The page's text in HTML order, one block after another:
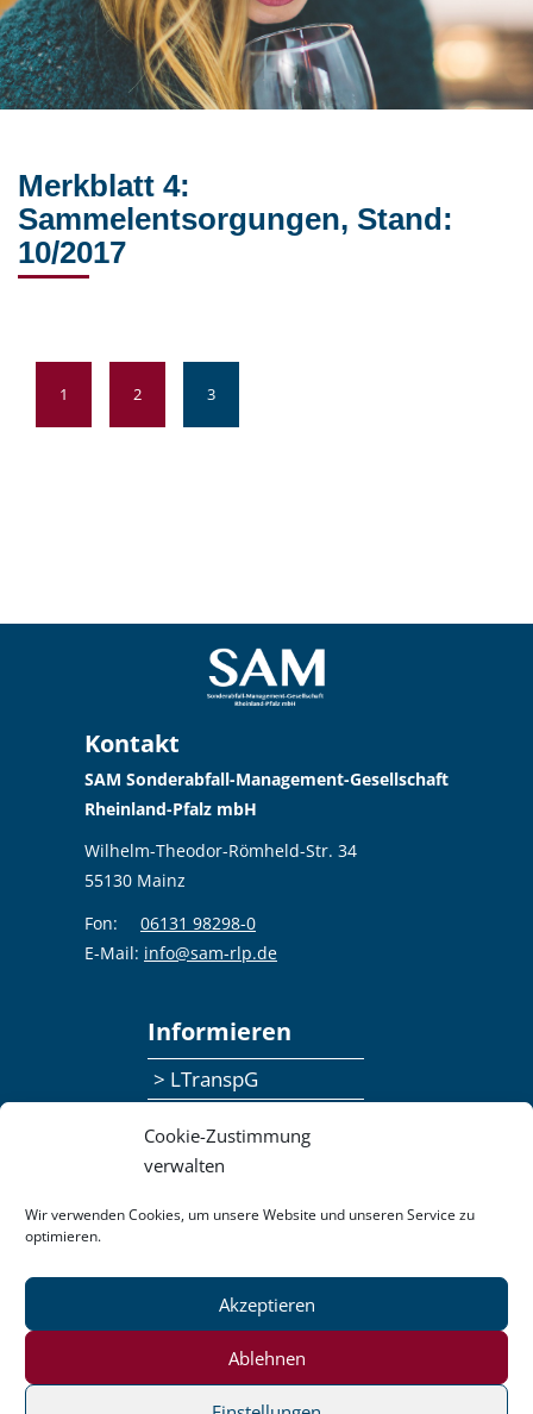
Cookie-Zustimmung
verwalten
Wir verwenden Cookies, um unsere Website und unseren Service zu
optimieren.
Akzeptieren
Ablehnen
Merkblatt 4:
Sammelentsorgungen, Stand:
10/2017
1 2 3
Kontakt
SAM Sonderabfall-Management-Gesellschaft
Rheinland-Pfalz mbH
Wilhelm-Theodor-Römheld-Str. 34
55130 Mainz
Fon:
06131 98298-0
E-Mail: info@sam-rlp.de
Informieren
> LTranspG
> Publikationen
Datenschutzerklärung
Impressum
Pressemitteilungen
Barrierefreiheit